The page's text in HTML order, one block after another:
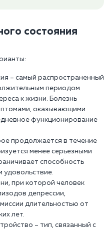
состояния
– самый распространенный
периодом
к жизни. Болезнь
оказывающими
функционирование
продолжается в течение
менее серьезными
способность
удовольствие.
при которой человек
депрессии,
длительностью от
лет.
– тип, связанный с